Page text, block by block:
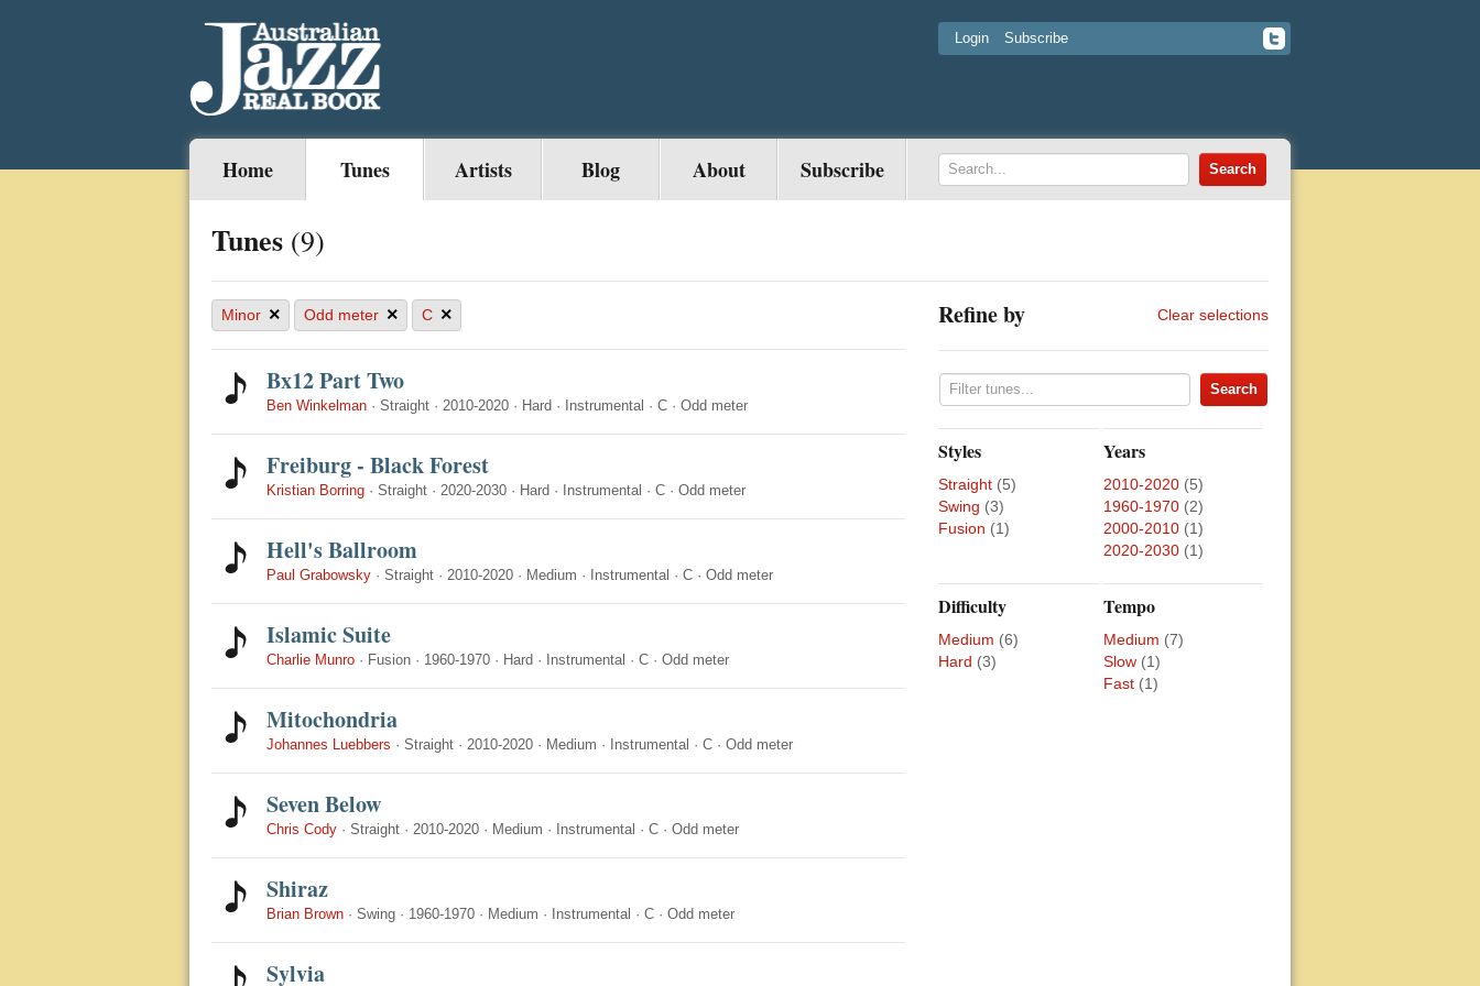
Login Subscribe
Home Tunes Artists Blog About Subscribe
Tunes (9)
Minor × Odd meter × C ×
Bx12 Part Two
Ben Winkelman · Straight · 2010-2020 · Hard · Instrumental · C · Odd meter
Freiburg - Black Forest
Kristian Borring · Straight · 2020-2030 · Hard · Instrumental · C · Odd meter
Hell's Ballroom
Paul Grabowsky · Straight · 2010-2020 · Medium · Instrumental · C · Odd meter
Islamic Suite
Charlie Munro · Fusion · 1960-1970 · Hard · Instrumental · C · Odd meter
Mitochondria
Johannes Luebbers · Straight · 2010-2020 · Medium · Instrumental · C · Odd meter
Seven Below
Chris Cody · Straight · 2010-2020 · Medium · Instrumental · C · Odd meter
Shiraz
Brian Brown · Swing · 1960-1970 · Medium · Instrumental · C · Odd meter
Sylvia
Refine by Clear selections
Styles
Straight (5)
Swing (3)
Fusion (1)
Years
2010-2020 (5)
1960-1970 (2)
2000-2010 (1)
2020-2030 (1)
Difficulty
Medium (6)
Hard (3)
Tempo
Medium (7)
Slow (1)
Fast (1)